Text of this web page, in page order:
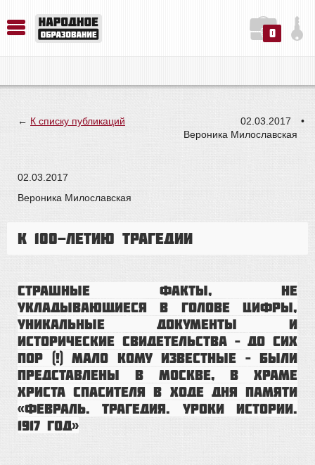
0
← К списку публикаций 02.03.2017
•
Вероника Милославская
02.03.2017
Вероника Милославская
К 100-летию трагедии
Страшные факты, не
укладывающиеся в голове цифры,
уникальные документы и
исторические свидетельства – до сих
пор (!) мало кому известные – были
представлены в Москве, в Храме
Христа Спасителя в ходе Дня Памяти
«Февраль. Трагедия. Уроки истории.
1917 год»